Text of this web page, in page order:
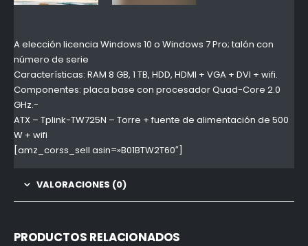
A elección licencia Windows 10 o Windows 7 Pro; talón con
número de serie
Características: RAM 8 GB, 1 TB, HDD, HDMI + VGA + DVI + wifi.
Componentes: placa base con procesador Quad-Core 2.0
GHz.-
ATX – Tplink-TW725N – Torre + fuente de alimentación de 500
W + wifi
[amz_corss_sell asin=»B01BTW2T60″]
VALORACIONES (0)
PRODUCTOS RELACIONADOS